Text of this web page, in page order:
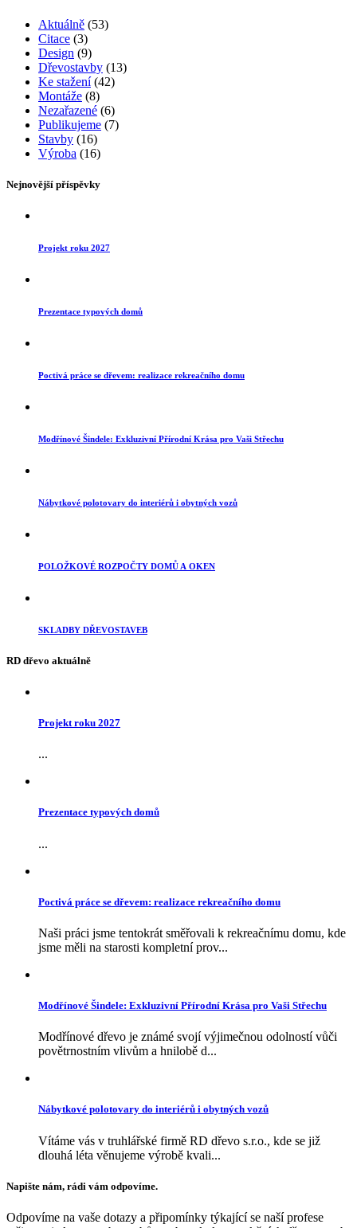
Aktuálně (53)
Citace (3)
Design (9)
Dřevostavby (13)
Ke stažení(42)
Montáže (8)
Nezařazené (6)
Publikujeme (7)
Stavby (16)
Výroba (16)
Nejnovější příspěvky
Projekt roku 2027
Prezentace typových domů
Poctivá práce se dřevem: realizace rekreačního domu
Modřínové Šindele: Exkluzivní Přírodní Krása pro Vaši Střechu
Nábytkové polotovary do interiérů i obytných vozů
POLOŽKOVÉ ROZPOČTY DOMŮ A OKEN
SKLADBY DŘEVOSTAVEB
RD dřevo aktuálně
Projekt roku 2027
...
Prezentace typových domů
...
Poctivá práce se dřevem: realizace rekreačního domu
Naši práci jsme tentokrát směřovali k rekreačnímu domu, kde
jsme měli na starosti kompletní prov...
Modřínové Šindele: Exkluzivní Přírodní Krása pro Vaši Střechu
Modřínové dřevo je známé svojí výjimečnou odolností vůči
povětrnostním vlivům a hnilobě d...
Nábytkové polotovary do interiérů i obytných vozů
Vítáme vás v truhlářské firmě RD dřevo s.r.o., kde se již
dlouhá léta věnujeme výrobě kvali...
Napište nám, rádi vám odpovíme.
Odpovíme na vaše dotazy a připomínky týkající se naší profese